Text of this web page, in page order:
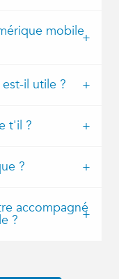
mobile
il utile ?
t'il ?
?
accompagné
?